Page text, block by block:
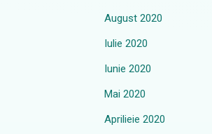
August 2020
Iulie 2020
Iunie 2020
Mai 2020
Aprilieie 2020